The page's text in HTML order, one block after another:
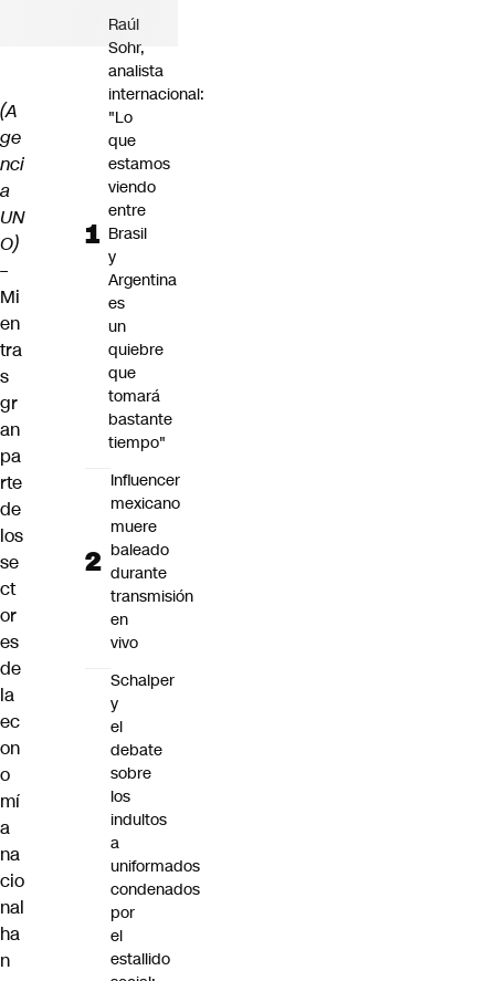
(A
ge
nci
a
UN
O)
–
Mi
en
tra
s
gr
an
pa
rte
de
los
se
ct
or
es
de
la
ec
on
o
mí
a
na
cio
nal
ha
n
Raúl
Sohr,
analista
internacional:
"Lo
que
estamos
viendo
entre
Brasil
y
Argentina
es
un
quiebre
que
tomará
bastante
tiempo"
Influencer
mexicano
muere
baleado
durante
transmisión
en
vivo
Schalper
y
el
debate
sobre
los
indultos
a
uniformados
condenados
por
el
estallido